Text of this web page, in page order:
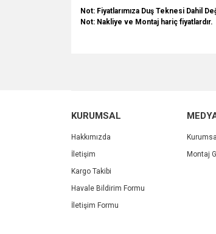
Not: Fiyatlarımıza Duş Teknesi Dahil
Not: Nakliye ve Montaj hariç fiyatlardır.
Ürün açıklamasında eksik bilgiler
Ürün bilgilerinde hatalar
Ürün fiyatı diğer sitelerden daha
Bu ürüne benzer farklı alternatifler
KURUMSAL
Hakkımızda
İletişim
Kargo Takibi
Havale Bildirim Formu
İletişim Formu
Montaj